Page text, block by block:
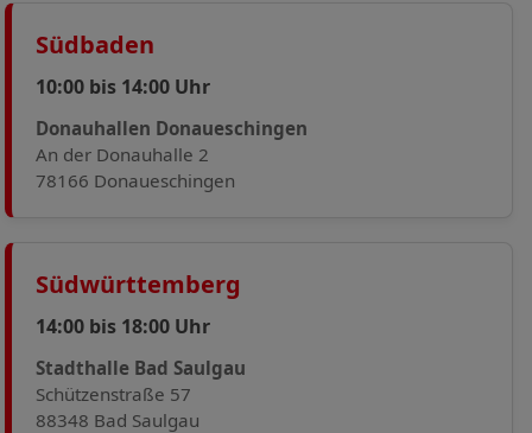
Südbaden
10:00 bis 14:00 Uhr
Donauhallen Donaueschingen
An der Donauhalle 2
78166 Donaueschingen
Südwürttemberg
14:00 bis 18:00 Uhr
Stadthalle Bad Saulgau
Schützenstraße 57
88348 Bad Saulgau